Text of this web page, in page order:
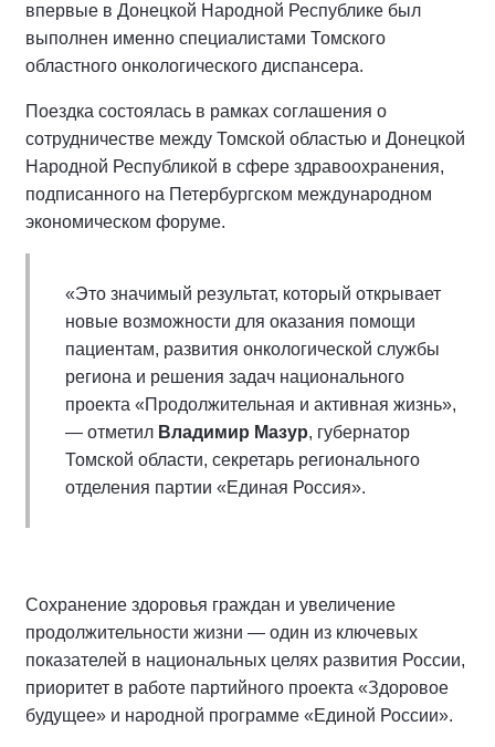
впервые в Донецкой Народной Республике был
выполнен именно специалистами Томского
областного онкологического диспансера.
Поездка состоялась в рамках соглашения о
сотрудничестве между Томской областью и Донецкой
Народной Республикой в сфере здравоохранения,
подписанного на Петербургском международном
экономическом форуме.
«Это значимый результат, который открывает
новые возможности для оказания помощи
пациентам, развития онкологической службы
региона и решения задач национального
проекта «Продолжительная и активная жизнь»,
— отметил Владимир Мазур, губернатор
Томской области, секретарь регионального
отделения партии «Единая Россия».
Сохранение здоровья граждан и увеличение
продолжительности жизни — один из ключевых
показателей в национальных целях развития России,
приоритет в работе партийного проекта «Здоровое
будущее» и народной программе «Единой России».